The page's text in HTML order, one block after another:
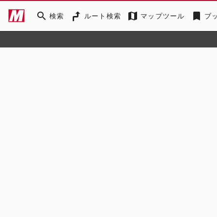
search 検索 ルート検索 map マップツール bookmark ブ